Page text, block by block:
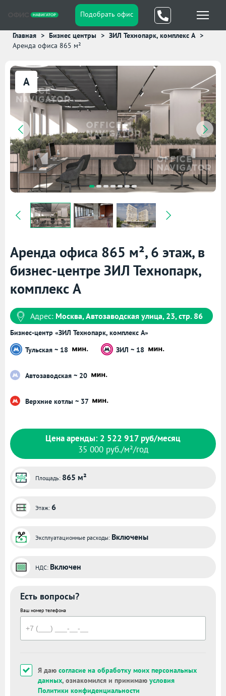
Подобрать офис
Главная Бизнес центры
ЗИЛ Технопарк, комплекс А
Аренда офиса 865 м²
A
Аренда офиса 865 м², 6 этаж, в
бизнес-центре ЗИЛ Технопарк,
комплекс А
Адрес: Москва, Автозаводская улица, 23, стр. 86
Бизнес-центр «ЗИЛ Технопарк, комплекс А»
Тульская ~ 18
ЗИЛ ~ 18
Автозаводская ~ 20
Верхние котлы ~ 37
Цена аренды: 2 522 917 руб/месяц
35 000 руб./м²/год
Площадь: 865 м²
Этаж: 6
Эксплуатационные расходы: Включены
НДС: Включен
Есть вопросы?
Ваш номер телефона
Я даю согласие на обработку моих персональных
данных, ознакомился и принимаю условия
Политики конфиденциальности